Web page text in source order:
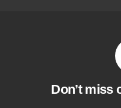
Don’t miss